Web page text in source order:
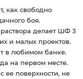
как свободно
боя.
делает ШФ 3
и малых проектов.
в любимом банке.
на первом месте.
ее поверхности, не